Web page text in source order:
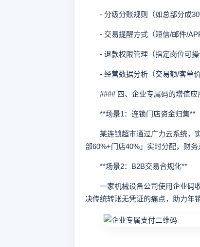
- 分级分账规则（如总部分成
- 交易提醒方式（短信/邮件/APP
- 退款权限管理（指定岗位可操
- 经营数据分析（交易额/客单价/
#### 四、企业专属码的增值应
**场景1：连锁门店资金归集**
某连锁超市通过广力云系统，实
部60%+门店40%」实时分配，财务
**场景2：B2B交易合规化**
一家机械设备公司使用企业码收
决传统转账无凭证的痛点，助力年